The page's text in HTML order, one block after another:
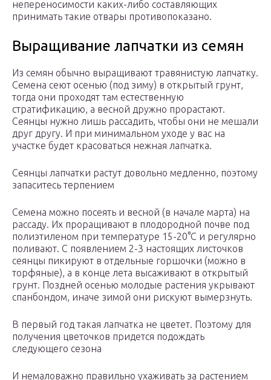
непереносимости каких-либо составляющих
принимать такие отвары противопоказано.
Выращивание лапчатки из семян
Из семян обычно выращивают травянистую лапчатку.
Семена сеют осенью (под зиму) в открытый грунт,
тогда они проходят там естественную
стратификацию, а весной дружно прорастают.
Сеянцы нужно лишь рассадить, чтобы они не мешали
друг другу. И при минимальном уходе у вас на
участке будет красоваться нежная лапчатка.
Сеянцы лапчатки растут довольно медленно, поэтому
запаситесь терпением
Семена можно посеять и весной (в начале марта) на
рассаду. Их проращивают в плодородной почве под
полиэтиленом при температуре 15-20°С и регулярно
поливают. С появлением 2-3 настоящих листочков
сеянцы пикируют в отдельные горшочки (можно в
торфяные), а в конце лета высаживают в открытый
грунт. Поздней осенью молодые растения укрывают
спанбондом, иначе зимой они рискуют вымерзнуть.
В первый год такая лапчатка не цветет. Поэтому для
получения цветочков придется подождать
следующего сезона
И немаловажно правильно ухаживать за растением